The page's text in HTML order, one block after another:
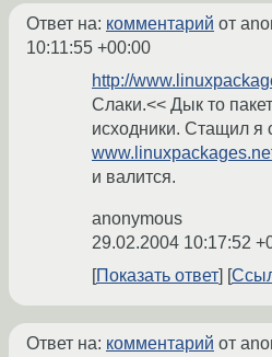
Ответ на: комментарий от
10:11:55 +00:00
http://
Слаки.<< Дык то
исходники. Стащил я
и валится.
anonymous
29.02.2004 10:17:52
Показать ответ
Ответ на: комментарий от